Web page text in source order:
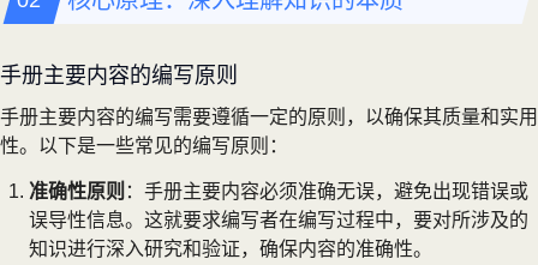
手册主要内容的编写原则
手册主要内容的编写需要遵循一定的原则，以确保其质量和实用
性。以下是一些常见的编写原则：
准确性原则 ：手册主要内容必须准确无误，避免出现错误或
误导性信息。这就要求编写者在编写过程中，要对所涉及的
知识进行深入研究和验证，确保内容的准确性。